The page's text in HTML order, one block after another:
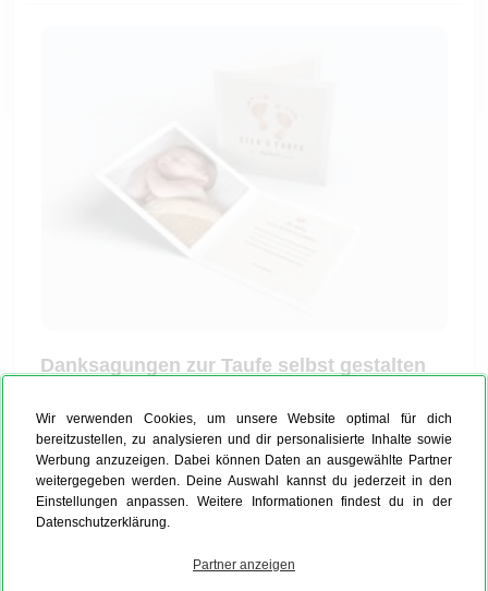
Wir verwenden Cookies, um unsere Website optimal für dich
bereitzustellen, zu analysieren und dir personalisierte Inhalte sowie
Werbung anzuzeigen. Dabei können Daten an ausgewählte Partner
weitergegeben werden. Deine Auswahl kannst du jederzeit in den
Einstellungen anpassen. Weitere Informationen findest du in der
Datenschutzerklärung.
Partner anzeigen
Danksagungen zur Taufe selbst gestalten
Deines Jungen oder Mädchens zu entwerfen, nutze
einfach unseren Online-Konfigurator. Dort gestaltest
Du die Karte ganz unkompliziert nach Deinen
persönlichen Vorstellungen:
oder der gesamten Gästeschar.